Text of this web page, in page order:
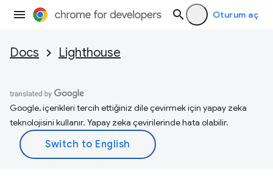
Oturum aç
Docs Lighthouse
Google, içerikleri tercih ettiğiniz dile çevirmek için yapay zeka
teknolojisini kullanır. Yapay zeka çevirilerinde hata olabilir.